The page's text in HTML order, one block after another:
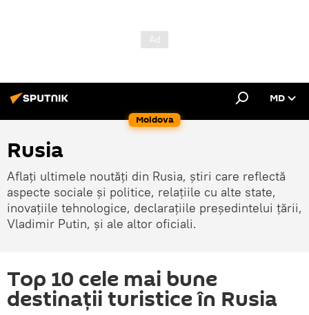
Moldova
MD
Rusia
Aflați ultimele noutăți din Rusia, știri care reflectă
aspecte sociale și politice, relațiile cu alte state,
inovațiile tehnologice, declarațiile președintelui țării,
Vladimir Putin, și ale altor oficiali.
Top 10 cele mai bune
destinații turistice în Rusia